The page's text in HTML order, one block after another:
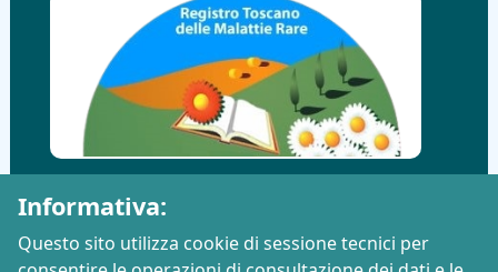
Informativa:
Questo sito utilizza cookie di sessione tecnici per